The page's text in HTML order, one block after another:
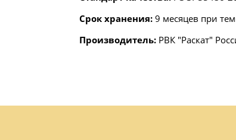
Срок хранения: 9 месяцев при
Производитель: РВК "Раскат"